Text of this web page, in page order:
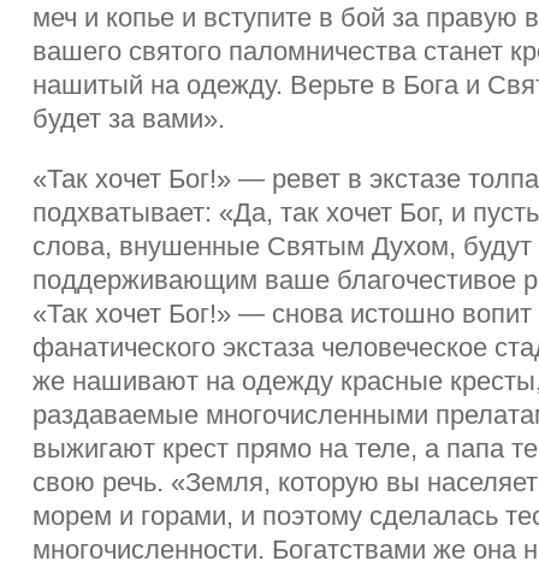
меч и копье и вступите в бой за правую
вашего святого паломничества станет
нашитый на одежду. Верьте в Бога и
будет за вами».
«Так хочет Бог!» — ревет в экстазе
подхватывает: «Да, так хочет Бог, и
слова, внушенные Святым Духом,
поддерживающим ваше благочестивое
«Так хочет Бог!» — снова истошно
фанатического экстаза человеческое
же нашивают на одежду красные
раздаваемые многочисленными
выжигают крест прямо на теле, а папа
свою речь. «Земля, которую вы
морем и горами, и поэтому сделалась
многочисленности. Богатствами же она